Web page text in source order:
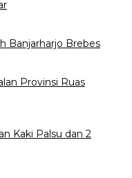
Banjarharjo Brebes
Provinsi Ruas
Kaki Palsu dan 2